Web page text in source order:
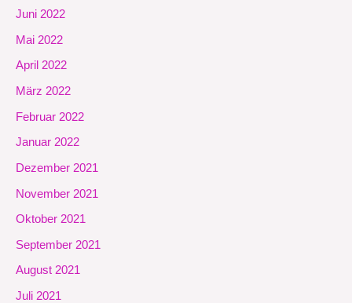
Juni 2022
Mai 2022
April 2022
März 2022
Februar 2022
Januar 2022
Dezember 2021
November 2021
Oktober 2021
September 2021
August 2021
Juli 2021